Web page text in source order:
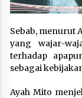
Sebab, menurut
yang wajar-
terhadap
sebagai
Ayah Mito